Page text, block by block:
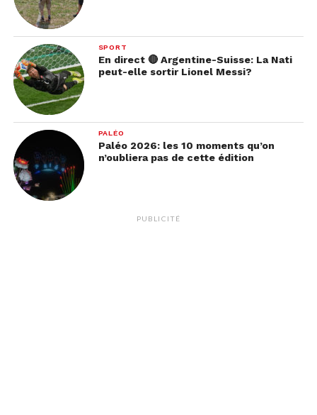
SPORT
En direct 🔴 Argentine-Suisse: La Nati
peut-elle sortir Lionel Messi?
PALÉO
Paléo 2026: les 10 moments qu’on
n’oubliera pas de cette édition
PUBLICITÉ